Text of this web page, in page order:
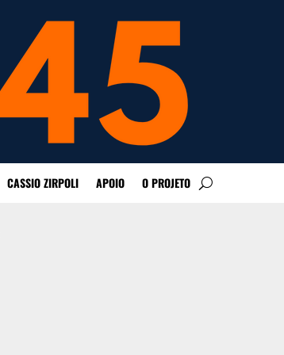
CASSIO ZIRPOLI APOIO O PROJETO